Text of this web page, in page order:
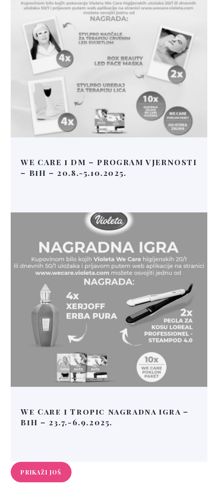
WE CARE i DM – PROGRAM VJERNOSTI
– BiH – 20.8.-5.10.2025.
We Care i Tropic nagradna igra –
BiH – 23.7.-6.9.2025.
PRIKAŽI JOŠ